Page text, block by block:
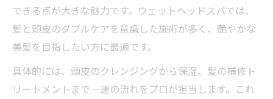
できる点が大きな魅力です。ウェットヘッドスパでは、
髪と頭皮のダブルケアを意識した施術が多く、艶やかな
美髪を目指したい方に最適です。
具体的には、頭皮のクレンジングから保湿、髪の補修ト
リートメントまで一連の流れをプロが担当します。これ